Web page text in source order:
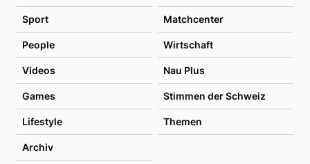
Sport Matchcenter
People Wirtschaft
Videos Nau Plus
Games Stimmen der Schweiz
Lifestyle Themen
Archiv